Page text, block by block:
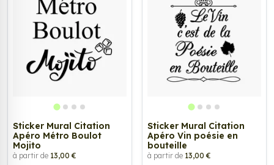
Sticker Mural Citation
Apéro Métro Boulot
Mojito
à partir de 13,00 €
Sticker Mural Citation
Apéro Vin poésie en
bouteille
à partir de 13,00 €